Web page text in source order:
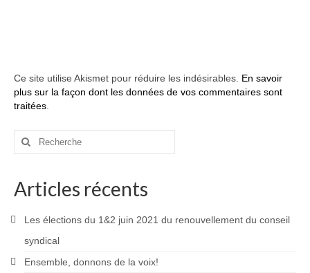
Ce site utilise Akismet pour réduire les indésirables. En savoir
plus sur la façon dont les données de vos commentaires sont
traitées
Rechercher
Articles récents
Les élections du 1&2 juin 2021 du renouvellement du conseil
syndical
Ensemble, donnons de la voix!